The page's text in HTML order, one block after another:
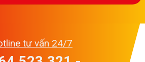
tư vấn 24/7